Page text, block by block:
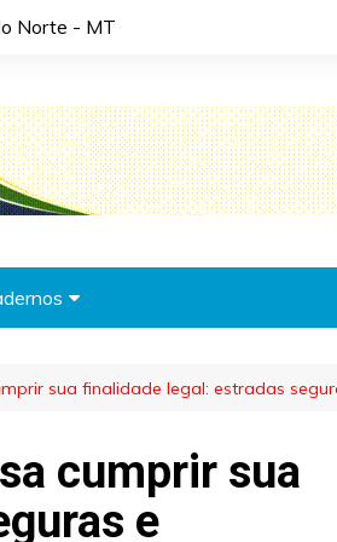
Norte - MT
sua finalidade legal: estradas
cumprir sua
e